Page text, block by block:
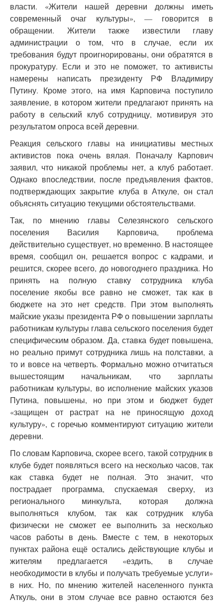
власти. «Жители нашей деревни должны иметь
современный очаг культуры», — говорится в
обращении. Жители также известили главу
администрации о том, что в случае, если их
требования будут проигнорированы, они обратятся в
прокуратуру. Если и это не поможет, то активисты
намерены написать президенту РФ Владимиру
Путину. Кроме этого, на имя Карповича поступило
заявление, в котором жители предлагают принять на
работу в сельский клуб сотрудницу, мотивируя это
результатом опроса всей деревни.
Реакция сельского главы на инициативы местных
активистов пока очень вялая. Поначалу Карпович
заявил, что никакой проблемы нет, а клуб работает.
Однако впоследствии, после предъявления фактов,
подтверждающих закрытие клуба в Аткуле, он стал
объяснять ситуацию текущими обстоятельствами.
Так, по мнению главы Селезянского сельского
поселения Василия Карповича, проблема
действительно существует, но временно. В настоящее
время, сообщил он, решается вопрос с кадрами, и
решится, скорее всего, до новогоднего праздника. Но
принять на полную ставку сотрудника клуба
поселение якобы все равно не сможет, так как в
бюджете на это нет средств. При этом выполнять
майские указы президента РФ о повышении зарплаты
работникам культуры глава сельского поселения будет
специфическим образом. Да, ставка будет повышена,
но реально примут сотрудника лишь на полставки, а
то и вовсе на четверть. Формально можно отчитаться
вышестоящим начальникам, что зарплаты
работникам культуры, во исполнение майских указов
Путина, повышены, но при этом и бюджет будет
«защищен от растрат на не приносящую доход
культуру», с горечью комментируют ситуацию жители
деревни.
По словам Карповича, скорее всего, такой сотрудник в
клубе будет появляться всего на несколько часов, так
как ставка будет не полная. Это значит, что
пострадает программа, спускаемая сверху, из
регионального минкульта, которая должна
выполняться клубом, так как сотрудник клуба
физически не сможет ее выполнить за несколько
часов работы в день. Вместе с тем, в некоторых
пунктах района ещё остались действующие клубы и
жителям предлагается «ездить, в случае
необходимости в клубы и получать требуемые услуги»
в них. Но, по мнению жителей населенного пункта
Аткуль, они в этом случае все равно остаются без